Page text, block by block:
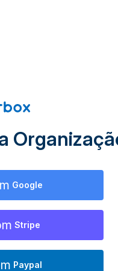
Google
Stripe
Paypal